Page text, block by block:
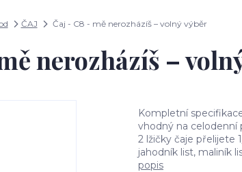
ČAJ Čaj - C8 - mě nerozházíš – volný výběr
nerozházíš –
Kompletní
vhodný na celodenní
2 lžičky čaje přelijete
jahodník list, maliník
popis